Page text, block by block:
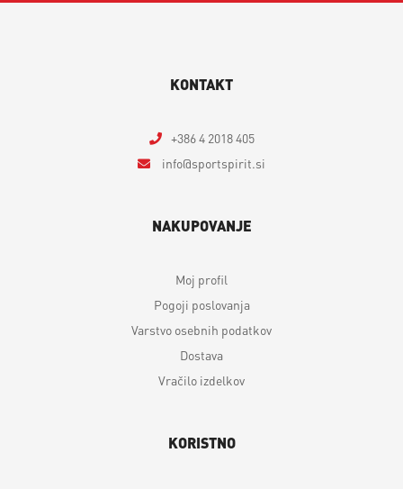
KONTAKT
+386 4 2018 405
info
sportspirit.si
NAKUPOVANJE
Moj profil
Pogoji poslovanja
Varstvo osebnih podatkov
Dostava
Vračilo izdelkov
KORISTNO